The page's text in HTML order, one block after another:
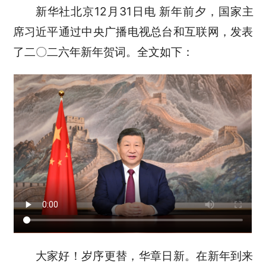
新华社北京12月31日电 新年前夕，国家主
席习近平通过中央广播电视总台和互联网，发表
了二〇二六年新年贺词。全文如下：
大家好！岁序更替，华章日新。在新年到来